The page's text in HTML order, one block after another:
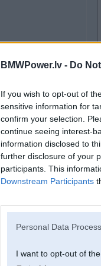
BMWPower.lv - Do
If you wish to opt-out of
sensitive information for
confirm your selection.
continue seeing interest-
information disclosed to
further disclosure of your
participants. This
Downstream Participants
Personal Data
I want to opt-out of